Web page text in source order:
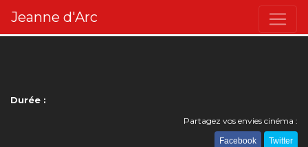
Jeanne d'Arc
Durée :
Partagez vos envies cinéma :
Facebook Twitter